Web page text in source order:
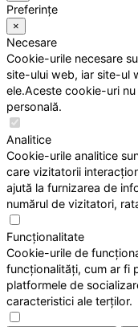
Preferințe
×
Necesare
Cookie-urile necesare
site-ului web, iar site-ul
ele.Aceste cookie-uri
personală.
Analitice
Cookie-urile analitice
care vizitatorii
ajută la furnizarea de
numărul de vizitatori,
Funcționalitate
Cookie-urile de
funcționalități, cum ar fi
platformele de
caracteristici ale terților.